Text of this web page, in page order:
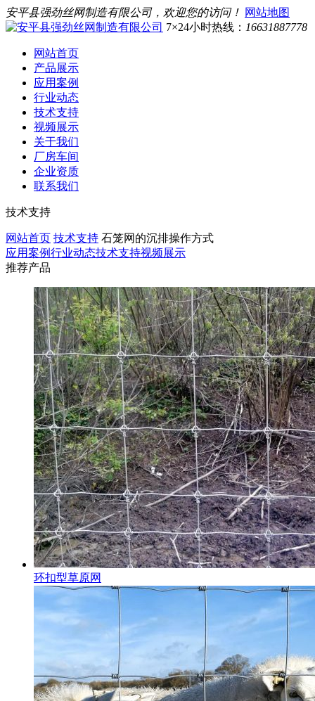
安平县强劲丝网制造有限公司，欢迎您的访问！ 网站地图
7×24小时热线： 16631887778
网站首页
产品展示
应用案例
行业动态
技术支持
视频展示
关于我们
厂房车间
企业资质
联系我们
技术支持
网站首页 技术支持 石笼网的沉排操作方式
应用案例行业动态技术支持视频展示
推荐产品
环扣型草原网